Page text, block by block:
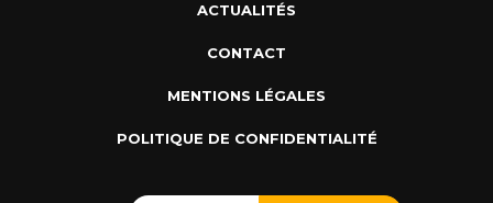
ACTUALITÉS
CONTACT
MENTIONS LÉGALES
POLITIQUE DE CONFIDENTIALITÉ